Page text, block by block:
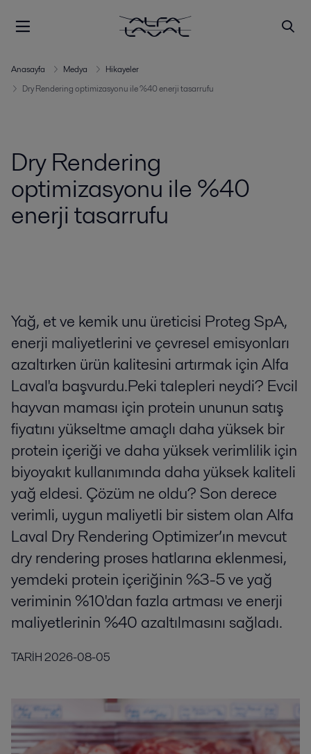
Anasayfa Medya
Hikayeler
Dry Rendering optimizasyonu ile %40 enerji tasarrufu
Dry Rendering
optimizasyonu ile %40
enerji tasarrufu
Yağ, et ve kemik unu üreticisi Proteg SpA,
enerji maliyetlerini ve çevresel emisyonları
azaltırken ürün kalitesini artırmak için Alfa
Laval'a başvurdu.Peki talepleri neydi? Evcil
hayvan maması için protein ununun satış
fiyatını yükseltme amaçlı daha yüksek bir
protein içeriği ve daha yüksek verimlilik için
biyoyakıt kullanımında daha yüksek kaliteli
yağ eldesi. Çözüm ne oldu? Son derece
verimli, uygun maliyetli bir sistem olan Alfa
Laval Dry Rendering Optimizer’ın mevcut
dry rendering proses hatlarına eklenmesi,
yemdeki protein içeriğinin %3-5 ve yağ
veriminin %10'dan fazla artması ve enerji
maliyetlerinin %40 azaltılmasını sağladı.
TARİH2026-08-05